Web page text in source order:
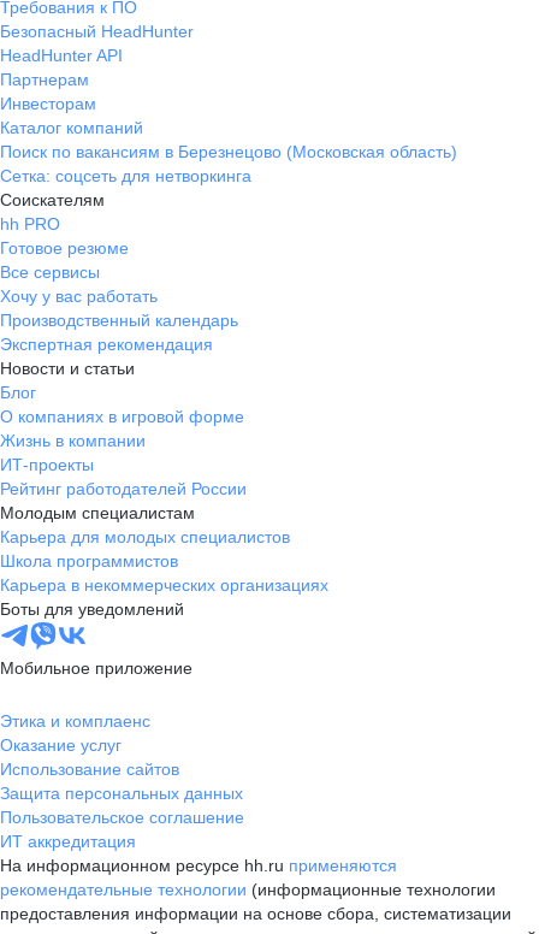
Требования к ПО
Безопасный HeadHunter
HeadHunter API
Партнерам
Инвесторам
Каталог компаний
Поиск по вакансиям в Березнецово (Московская область)
Сетка: соцсеть для нетворкинга
Соискателям
hh PRO
Готовое резюме
Все сервисы
Хочу у вас работать
Производственный календарь
Экспертная рекомендация
Новости и статьи
Блог
О компаниях в игровой форме
Жизнь в компании
ИТ-проекты
Рейтинг работодателей России
Молодым специалистам
Карьера для молодых специалистов
Школа программистов
Карьера в некоммерческих организациях
Боты для уведомлений
Мобильное приложение
Этика и комплаенс
Оказание услуг
Использование сайтов
Защита персональных данных
Пользовательское соглашение
ИТ аккредитация
На информационном ресурсе hh.ru применяются
рекомендательные технологии (информационные технологии
предоставления информации на основе сбора, систематизации